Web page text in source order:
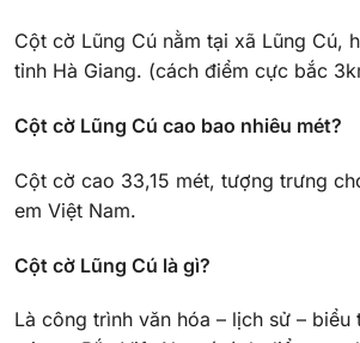
Cột cờ Lũng Cú nằm tại xã Lũng Cú,
tỉnh Hà Giang. (cách điểm cực bắc
Cột cờ Lũng Cú cao bao nhiêu mét?
Cột cờ cao 33,15 mét, tượng trưng
em Việt Nam.
Cột cờ Lũng Cú là gì?
Là công trình văn hóa – lịch sử – biểu